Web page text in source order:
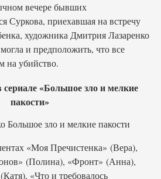
вечере бывших
Суркова, приехавшая на встречу
художника Дмитрия Лазаренко
и предположить, что все
на убийство.
«Большое зло и мелкие
пакости»
«Моя Пречистенка» (Вера),
(Полина), «Фронт» (Анна),
«Что и требовалось